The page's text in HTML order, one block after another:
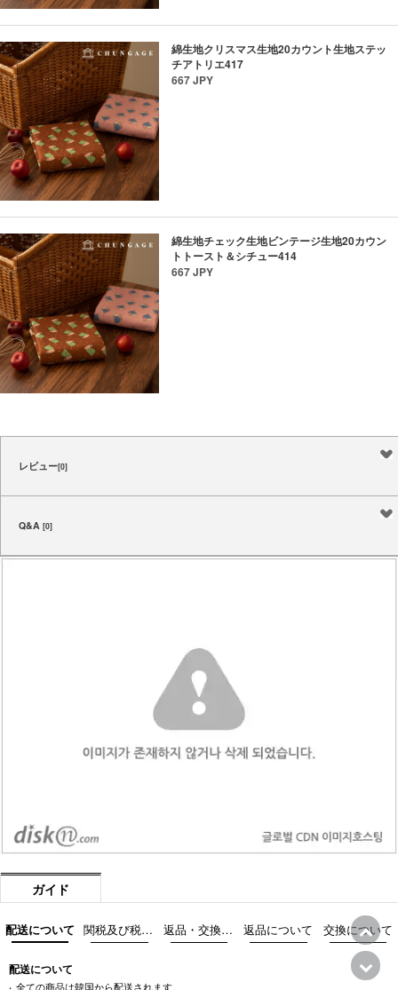
綿生地クリスマス生地20カウント生地ステッ
チアトリエ417
667 JPY
綿生地チェック生地ビンテージ生地20カウン
トトースト＆シチュー414
667 JPY
レビュー[0]
Q&A [0]
ガイド
配送について 関税及び税金について 返品・交換際の注意事項 返品について 交換について
配送について
全ての商品は韓国から配送されます。